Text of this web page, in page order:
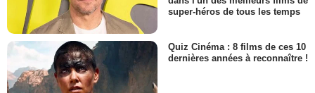
super-héros de tous les temps
Quiz Cinéma : 8 films de ces 10
dernières années à reconnaître !